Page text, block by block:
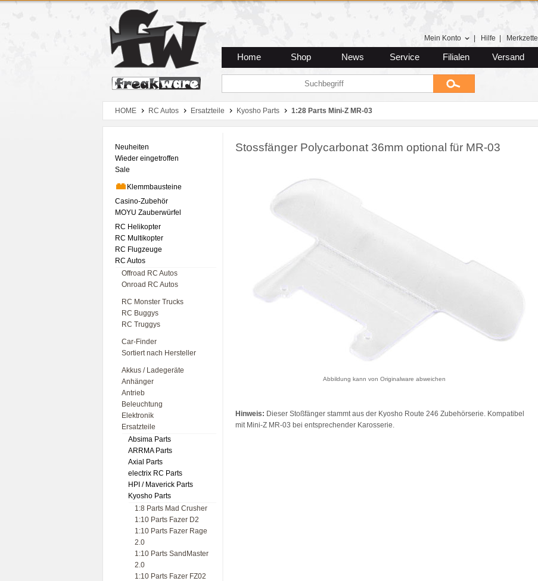
Zum Hauptmenue
Zum Seiteninhalt
Zum Warenkob
Mein Konto Hilfe Merkzettel
Home Shop News Service Filialen Versand
HOME RC Autos Ersatzteile Kyosho Parts 1:28 Parts Mini‑Z MR‑03
Neuheiten
Wieder eingetroffen
Sale
Klemmbausteine
Casino-Zubehör
MOYU Zauberwürfel
RC Helikopter
RC Multikopter
RC Flugzeuge
RC Autos
Offroad RC Autos
Onroad RC Autos
RC Monster Trucks
RC Buggys
RC Truggys
Car-Finder
Sortiert nach Hersteller
Akkus / Ladegeräte
Anhänger
Antrieb
Beleuchtung
Elektronik
Ersatzteile
Absima Parts
ARRMA Parts
Axial Parts
electrix RC Parts
HPI / Maverick Parts
Kyosho Parts
1:8 Parts Mad Crusher
1:10 Parts Fazer D2
1:10 Parts Fazer Rage
2.0
1:10 Parts SandMaster
2.0
1:10 Parts Fazer FZ02
Stossfänger Polycarbonat 36mm optional für MR‑03
Abbildung kann von Originalware abweichen
Hinweis: Dieser Stoßfänger stammt aus der Kyosho Route 246 Zubehörserie. Kompatibel
mit Mini-Z MR‑03 bei entsprechender Karosserie.